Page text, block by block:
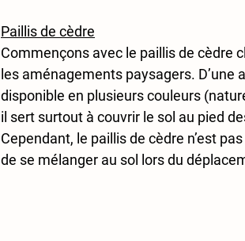
Paillis de cèdre
Commençons avec le paillis de cèdre
les aménagements paysagers.
disponible en plusieurs couleurs
il sert surtout à couvrir le sol au pied
Cependant, le paillis de cèdre n’est
de se mélanger au sol lors du